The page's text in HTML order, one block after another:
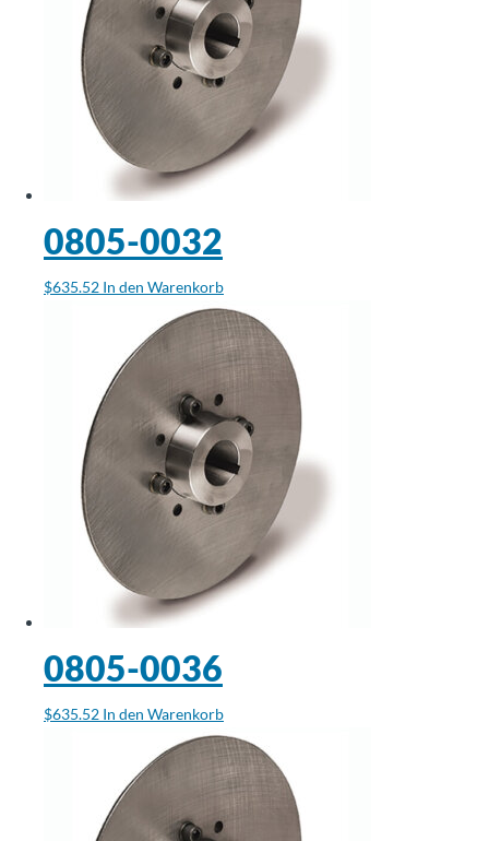
0805-0032
$635.52 In den Warenkorb
0805-0036
$635.52 In den Warenkorb